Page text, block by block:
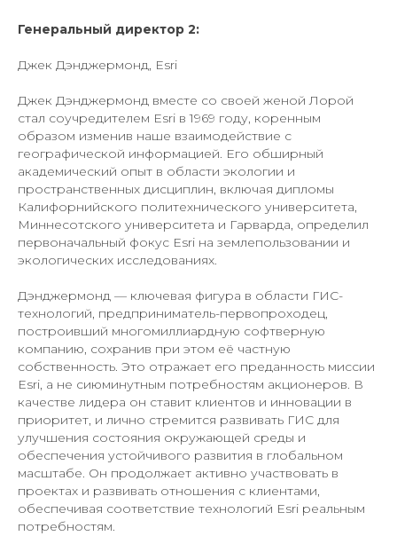
Генеральный директор 2:
Джек Дэнджермонд, Esri
Джек Дэнджермонд вместе со своей женой Лорой
стал соучредителем Esri в 1969 году, коренным
образом изменив наше взаимодействие с
географической информацией. Его обширный
академический опыт в области экологии и
пространственных дисциплин, включая дипломы
Калифорнийского политехнического университета,
Миннесотского университета и Гарварда, определил
первоначальный фокус Esri на землепользовании и
экологических исследованиях.
Дэнджермонд — ключевая фигура в области ГИС-
технологий, предприниматель-первопроходец,
построивший многомиллиардную софтверную
компанию, сохранив при этом её частную
собственность. Это отражает его преданность миссии
Esri, а не сиюминутным потребностям акционеров. В
качестве лидера он ставит клиентов и инновации в
приоритет, и лично стремится развивать ГИС для
улучшения состояния окружающей среды и
обеспечения устойчивого развития в глобальном
масштабе. Он продолжает активно участвовать в
проектах и ​​развивать отношения с клиентами,
обеспечивая соответствие технологий Esri реальным
потребностям.